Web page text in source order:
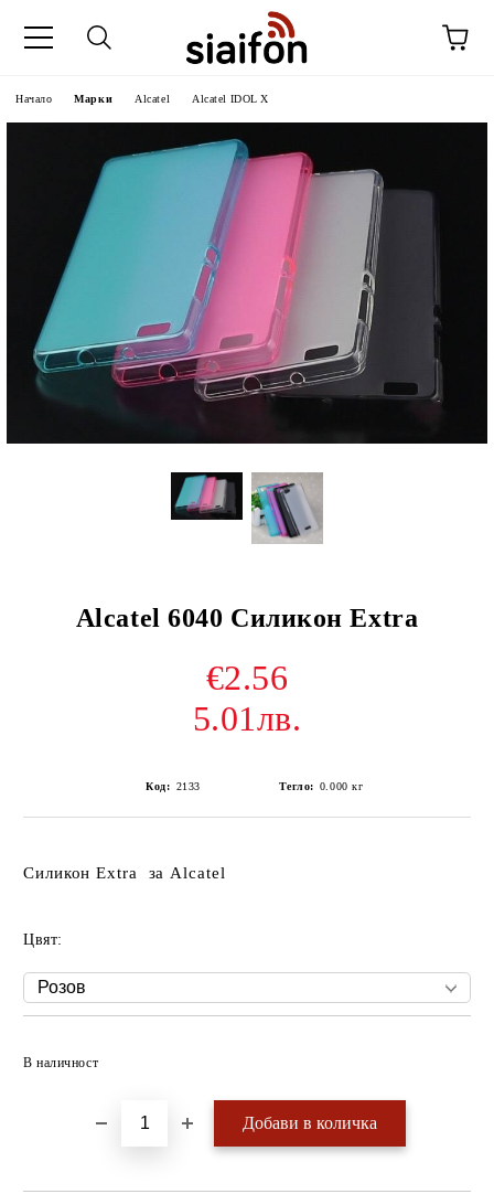
Начало Марки Alcatel Alcatel IDOL X
Alcatel 6040 Силикон Extra
€2.56
5.01лв.
Код: 2133 Тегло: 0.000 кг
Силикон Extra за Alcatel
Цвят:
В наличност